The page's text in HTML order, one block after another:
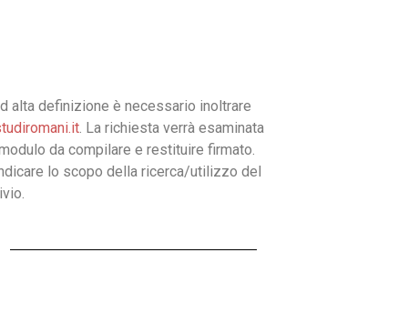
alta definizione è necessario inoltrare
. La richiesta verrà esaminata
da compilare e restituire firmato.
lo scopo della ricerca/utilizzo del